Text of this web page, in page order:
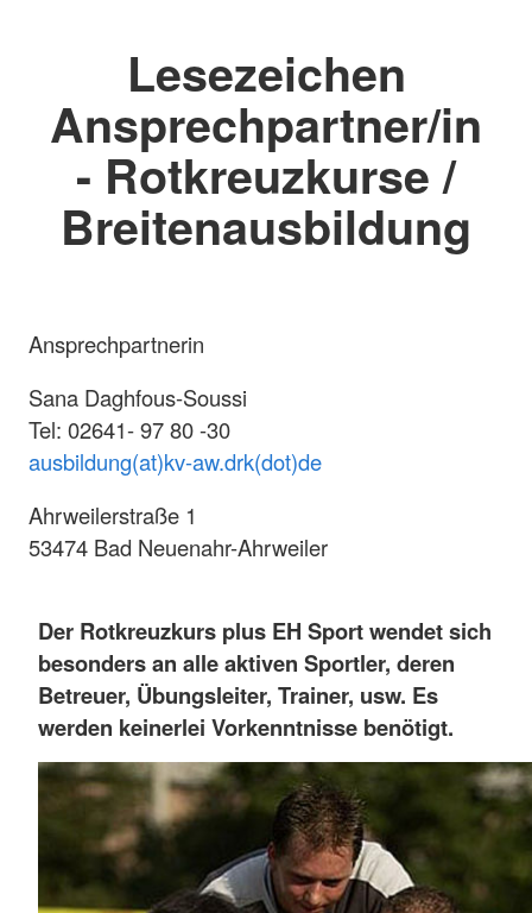
Lesezeichen
Ansprechpartner/in
- Rotkreuzkurse /
Breitenausbildung
Ansprechpartnerin
Sana Daghfous-Soussi
Tel: 02641- 97 80 -30
ausbildung(at)kv-aw.drk(dot)de
Ahrweilerstraße 1
53474 Bad Neuenahr-Ahrweiler
Der Rotkreuzkurs plus EH Sport wendet sich
besonders an alle aktiven Sportler, deren
Betreuer, Übungsleiter, Trainer, usw. Es
werden keinerlei Vorkenntnisse benötigt.